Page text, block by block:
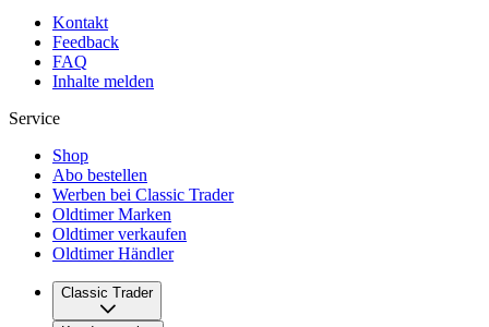
Kontakt
Feedback
FAQ
Inhalte melden
Service
Shop
Abo bestellen
Werben bei Classic Trader
Oldtimer Marken
Oldtimer verkaufen
Oldtimer Händler
Classic Trader